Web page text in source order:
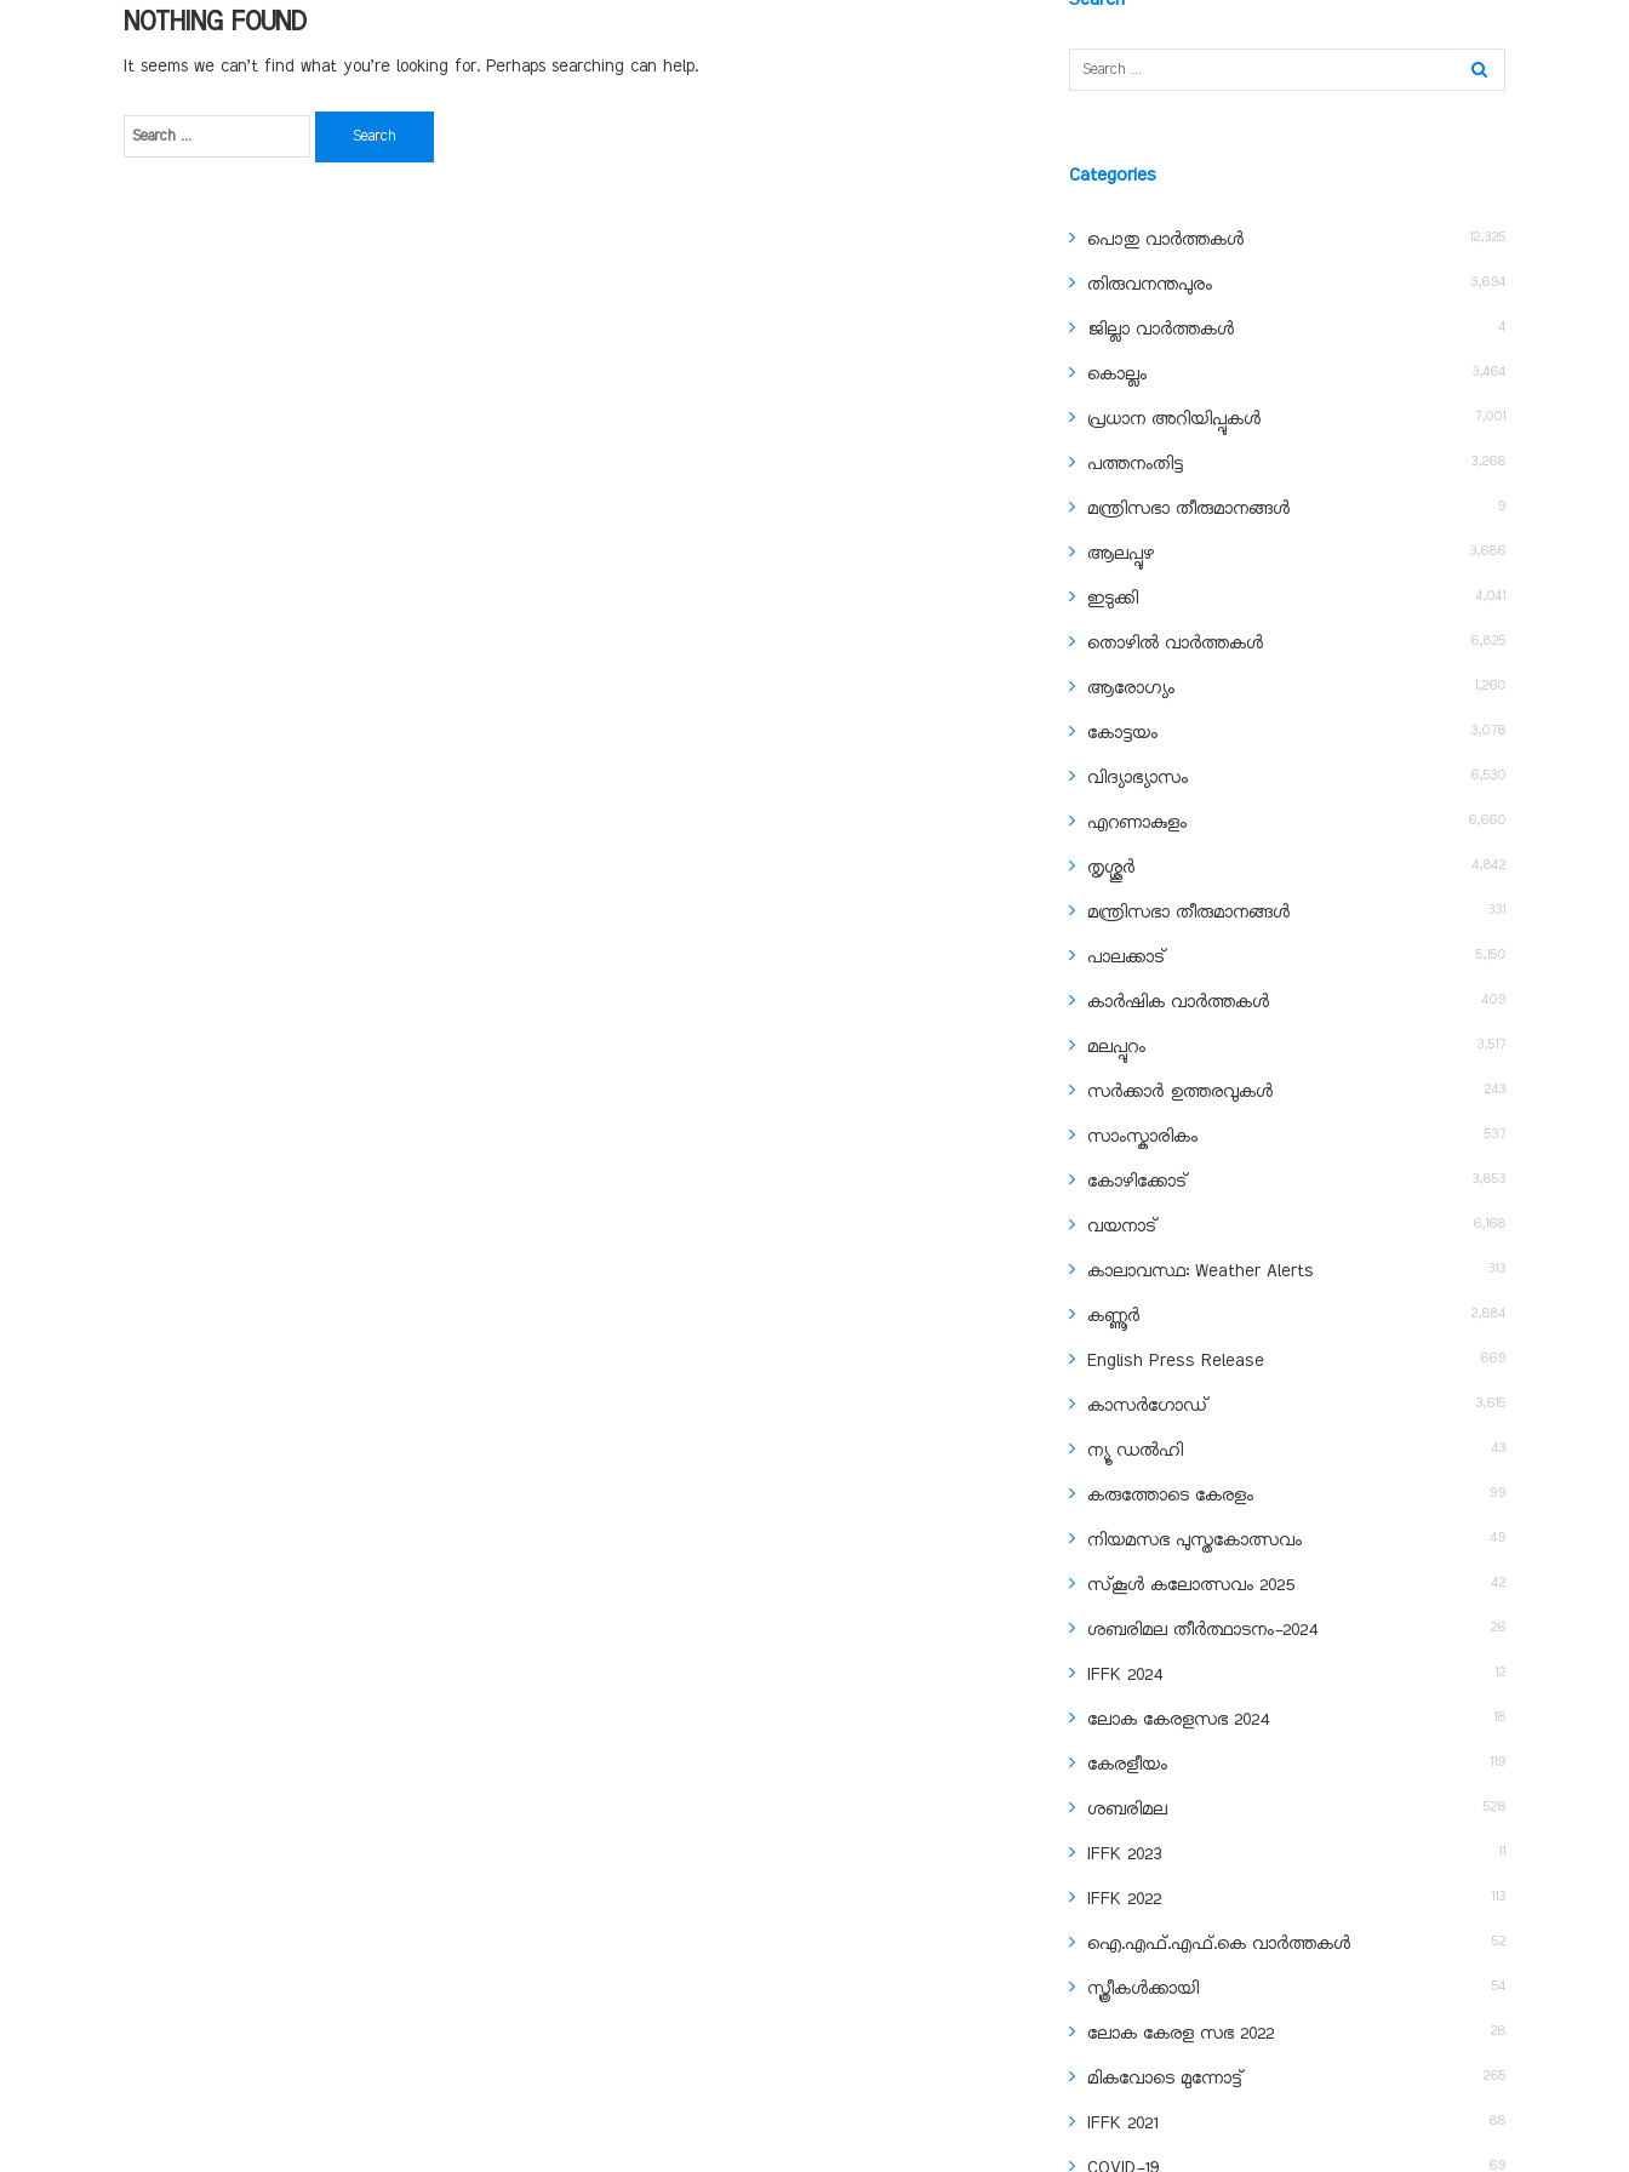
NOTHING FOUND
It seems we can’t find what you’re looking for. Perhaps searching can help.
Categories
പൊതു വാർത്തകൾ 12,325
തിരുവനന്തപുരം 3,694
ജില്ലാ വാർത്തകൾ 4
കൊല്ലം 3,464
പ്രധാന അറിയിപ്പുകൾ 7,001
പത്തനംതിട്ട 3,268
മന്ത്രിസഭാ തീരുമാനങ്ങൾ 9
ആലപ്പുഴ 3,686
ഇടുക്കി 4,041
തൊഴിൽ വാർത്തകൾ 6,825
ആരോഗ്യം 1,260
കോട്ടയം 3,078
വിദ്യാഭ്യാസം 6,530
എറണാകുളം 6,660
തൃശ്ശൂർ 4,842
മന്ത്രിസഭാ തീരുമാനങ്ങൾ 331
പാലക്കാട് 5,150
കാർഷിക വാർത്തകൾ 409
മലപ്പുറം 3,517
സർക്കാർ ഉത്തരവുകൾ 243
സാംസ്കാരികം 537
കോഴിക്കോട് 3,853
വയനാട് 6,168
കാലാവസ്ഥ: Weather Alerts 313
കണ്ണൂർ 2,884
English Press Release 669
കാസർഗോഡ് 3,615
ന്യൂ ഡൽഹി 43
കരുത്തോടെ കേരളം 99
നിയമസഭ പുസ്തകോത്സവം 49
സ്‌കൂൾ കലോത്സവം 2025 42
ശബരിമല തീര്‍ത്ഥാടനം-2024 26
IFFK 2024 12
ലോക കേരളസഭ 2024 18
കേരളീയം 119
ശബരിമല 528
IFFK 2023 11
IFFK 2022 113
ഐ.എഫ്.എഫ്.കെ വാർത്തകൾ 52
സ്ത്രീകൾക്കായി 54
ലോക കേരള സഭ 2022 28
മികവോടെ മുന്നോട്ട് 265
IFFK 2021 88
69